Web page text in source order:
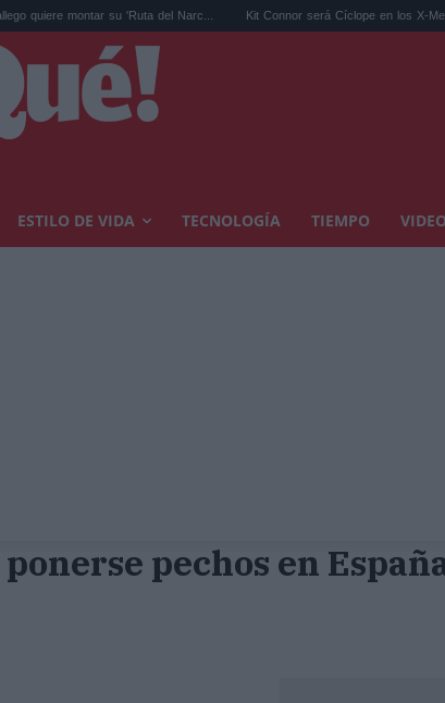
su 'Ruta del Narc... Kit Connor será Cíclope en los X-Men del MCU y
ESTILO DE VIDA TECNOLOGÍA TIEMPO
pechos en